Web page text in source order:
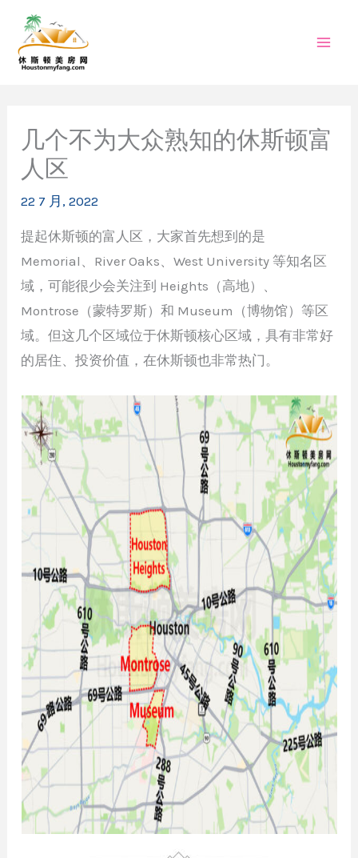
几个不为大众熟知的休斯顿富
人区
22 7 月, 2022
提起休斯顿的富人区，大家首先想到的是
Memorial、River Oaks、West University 等知名区
域，可能很少会关注到 Heights（高地）、
Montrose（蒙特罗斯）和 Museum（博物馆）等区
域。但这几个区域位于休斯顿核心区域，具有非常好
的居住、投资价值，在休斯顿也非常热门。